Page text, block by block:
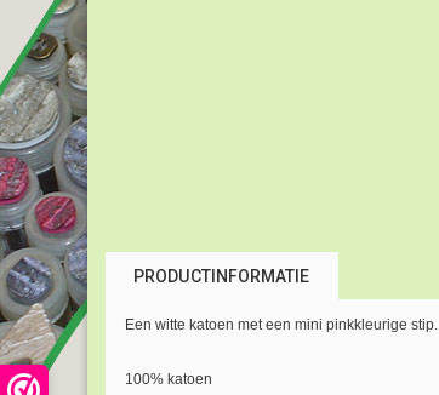
PRODUCTINFORMATIE
Een witte katoen met een mini pinkkleurige stip.
100% katoen